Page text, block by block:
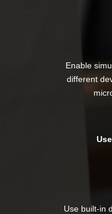
Enable
different
Use built-in